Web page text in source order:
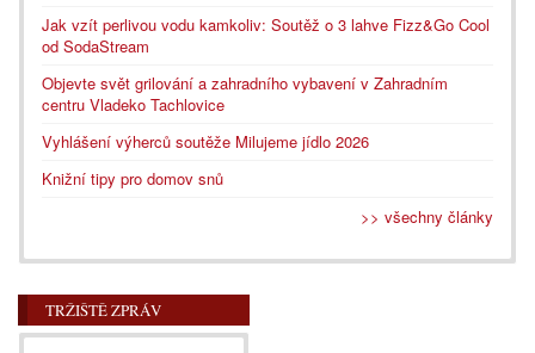
Jak vzít perlivou vodu kamkoliv: Soutěž o 3 lahve Fizz&Go Cool
od SodaStream
Objevte svět grilování a zahradního vybavení v Zahradním
centru Vladeko Tachlovice
Vyhlášení výherců soutěže Milujeme jídlo 2026
Knižní tipy pro domov snů
>> všechny články
TRŽIŠTĚ ZPRÁV